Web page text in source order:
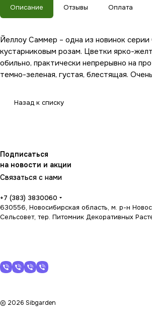
Описание Отзывы Оплата
Йеллоу Саммер – одна из новинок
кустарниковым розам. Цветки ярко-
обильно, практически непрерывно на
темно-зеленая, густая, блестящая.
Назад к списку
Подписаться
на новости и акции
Связаться с нами
+7 (383) 3830060
630556, Новосибирская область, м. р-н
Сельсовет, тер. Питомник Декоративных
© 2026 Sibgarden